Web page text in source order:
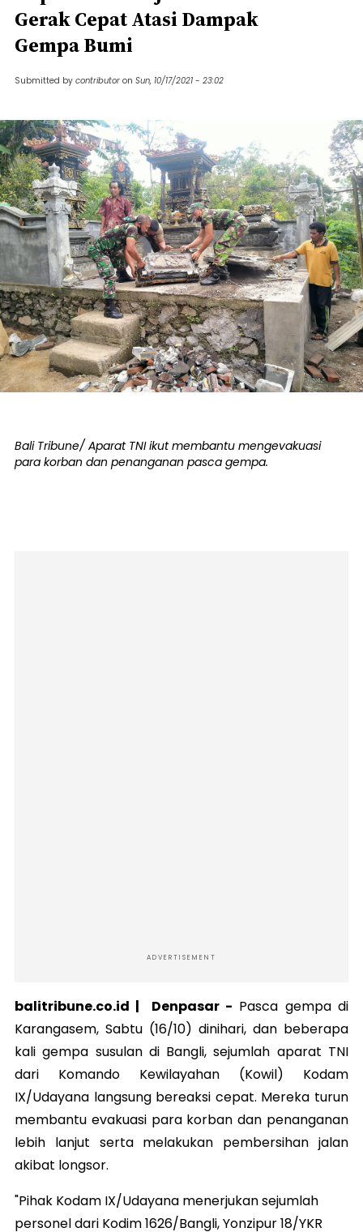
Gerak Cepat Atasi Dampak
Gempa Bumi
Submitted by contributor on Sun, 10/17/2021 - 23:02
Bali Tribune/ Aparat TNI ikut membantu mengevakuasi
para korban dan penanganan pasca gempa.
ADVERTISEMENT
balitribune.co.id | Denpasar - Pasca gempa di
Karangasem, Sabtu (16/10) dinihari, dan beberapa
kali gempa susulan di Bangli, sejumlah aparat TNI
dari Komando Kewilayahan (Kowil) Kodam
IX/Udayana langsung bereaksi cepat. Mereka turun
membantu evakuasi para korban dan penanganan
lebih lanjut serta melakukan pembersihan jalan
akibat longsor.
"Pihak Kodam IX/Udayana menerjukan sejumlah
personel dari Kodim 1626/Bangli, Yonzipur 18/YKR